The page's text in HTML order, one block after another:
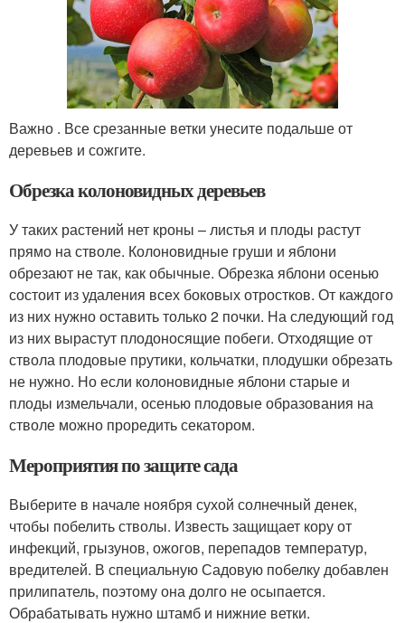
Важно . Все срезанные ветки унесите подальше от
деревьев и сожгите.
Обрезка колоновидных деревьев
У таких растений нет кроны – листья и плоды растут
прямо на стволе. Колоновидные груши и яблони
обрезают не так, как обычные. Обрезка яблони осенью
состоит из удаления всех боковых отростков. От каждого
из них нужно оставить только 2 почки. На следующий год
из них вырастут плодоносящие побеги. Отходящие от
ствола плодовые прутики, кольчатки, плодушки обрезать
не нужно. Но если колоновидные яблони старые и
плоды измельчали, осенью плодовые образования на
стволе можно проредить секатором.
Мероприятия по защите сада
Выберите в начале ноября сухой солнечный денек,
чтобы побелить стволы. Известь защищает кору от
инфекций, грызунов, ожогов, перепадов температур,
вредителей. В специальную Садовую побелку добавлен
прилипатель, поэтому она долго не осыпается.
Обрабатывать нужно штамб и нижние ветки.